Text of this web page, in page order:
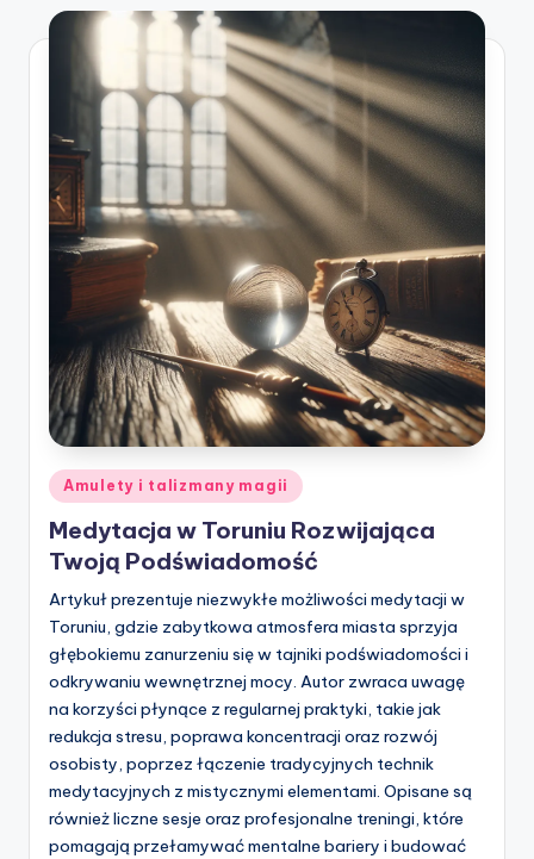
Posted
in
Amulety i talizmany magii
Medytacja w Toruniu Rozwijająca
Twoją Podświadomość
Artykuł prezentuje niezwykłe możliwości medytacji w
Toruniu, gdzie zabytkowa atmosfera miasta sprzyja
głębokiemu zanurzeniu się w tajniki podświadomości i
odkrywaniu wewnętrznej mocy. Autor zwraca uwagę
na korzyści płynące z regularnej praktyki, takie jak
redukcja stresu, poprawa koncentracji oraz rozwój
osobisty, poprzez łączenie tradycyjnych technik
medytacyjnych z mistycznymi elementami. Opisane są
również liczne sesje oraz profesjonalne treningi, które
pomagają przełamywać mentalne bariery i budować